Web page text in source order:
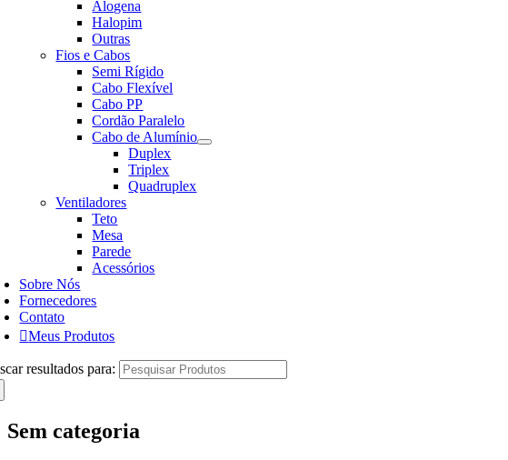
Alogena
Halopim
Outras
Fios e Cabos
Semi Rígido
Cabo Flexível
Cabo PP
Cordão Paralelo
Cabo de Alumínio
Duplex
Triplex
Quadruplex
Ventiladores
Teto
Mesa
Parede
Acessórios
Sobre Nós
Fornecedores
Contato
Meus Produtos
resultados para:
Sem categoria